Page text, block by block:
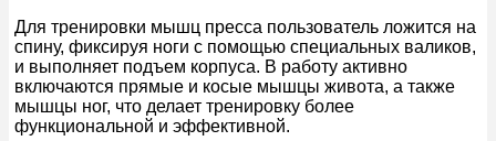
Для тренировки мышц пресса пользователь ложится на
спину, фиксируя ноги с помощью специальных валиков,
и выполняет подъем корпуса. В работу активно
включаются прямые и косые мышцы живота, а также
мышцы ног, что делает тренировку более
функциональной и эффективной.